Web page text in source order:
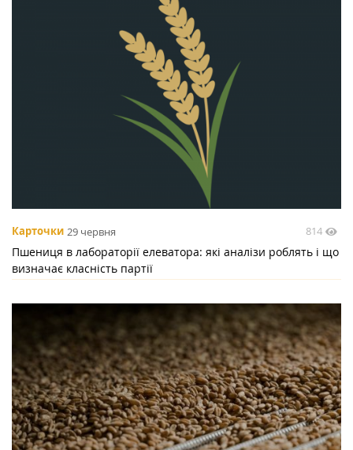
Карточки 29 червня 814
Пшениця в лабораторії елеватора: які аналізи роблять і що
визначає класність партії